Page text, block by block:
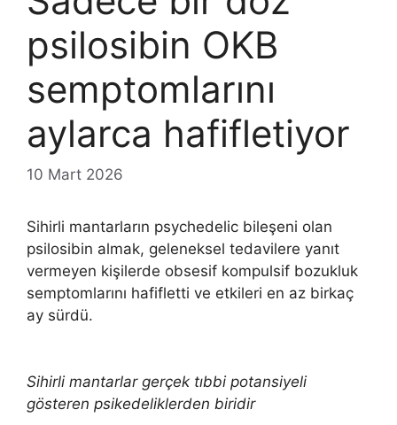
psilosibin OKB
semptomlarını
aylarca hafifletiyor
10 Mart 2026
Sihirli mantarların psychedelic bileşeni olan
psilosibin almak, geleneksel tedavilere yanıt
vermeyen kişilerde obsesif kompulsif bozukluk
semptomlarını hafifletti ve etkileri en az birkaç
ay sürdü.
Sihirli mantarlar gerçek tıbbi potansiyeli
gösteren psikedeliklerden biridir